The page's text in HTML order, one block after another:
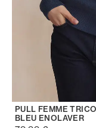
PULL FEMME
BLEU ENOLAVER